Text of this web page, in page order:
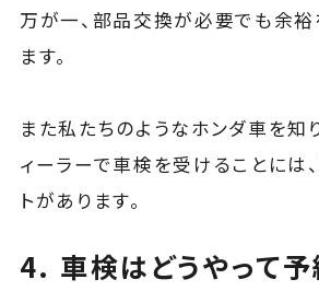
万が一、部品交換が必要でも余裕
ます。
また私たちのようなホンダ車を知
ィーラーで車検を受けることには
トがあります。
4. 車検はどうやって予